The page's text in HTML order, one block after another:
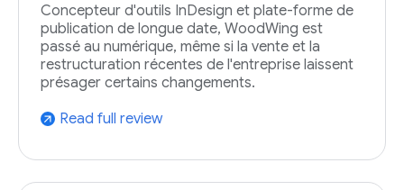
Concepteur d'outils InDesign et plate-forme de
publication de longue date, WoodWing est
passé au numérique, même si la vente et la
restructuration récentes de l'entreprise laissent
présager certains changements.
arrow_outward Read full review